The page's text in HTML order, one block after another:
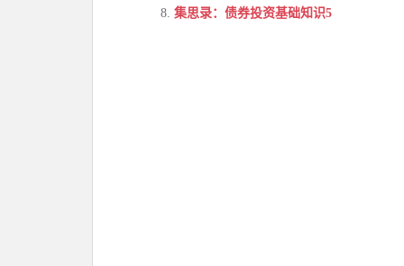
集思录：债券投资基础知识5